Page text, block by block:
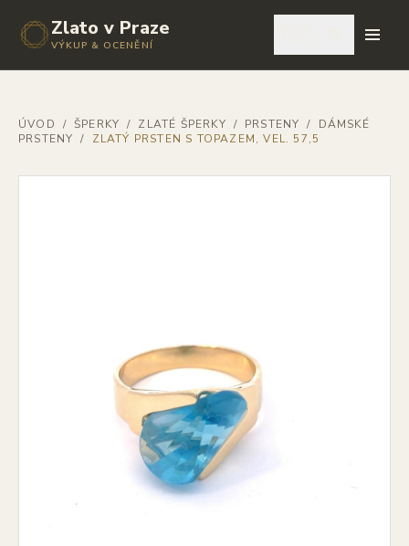
Zlato v Praze
VÝKUP & OCENĚNÍ
ÚVOD / ŠPERKY / ZLATÉ ŠPERKY / PRSTENY /
DÁMSKÉ
PRSTENY / ZLATÝ PRSTEN S TOPAZEM, VEL. 57,5